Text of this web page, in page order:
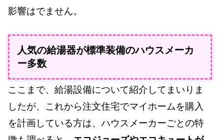
影響はでません。
人気の給湯器が標準装備のハウスメーカ
ー多数
ここまで、給湯設備について紹介してまいりま
したが、これから注文住宅でマイホームを購入
を計画している方は、ハウスメーカーごとの特